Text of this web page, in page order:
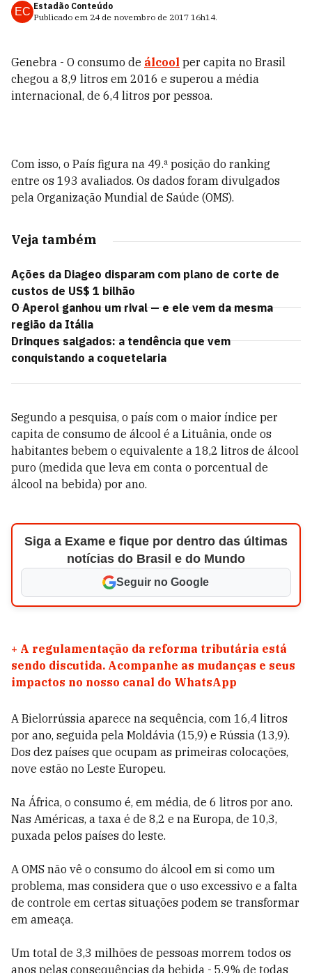
EC Estadão Conteúdo
Publicado em 24 de novembro de 2017 16h14.
Genebra - O consumo de álcool per capita no Brasil
chegou a 8,9 litros em 2016 e superou a média
internacional, de 6,4 litros por pessoa.
Com isso, o País figura na 49.ª posição do ranking
entre os 193 avaliados. Os dados foram divulgados
pela Organização Mundial de Saúde (OMS).
Veja também
Ações da Diageo disparam com plano de corte de
custos de US$ 1 bilhão
O Aperol ganhou um rival — e ele vem da mesma
região da Itália
Drinques salgados: a tendência que vem
conquistando a coquetelaria
Segundo a pesquisa, o país com o maior índice per
capita de consumo de álcool é a Lituânia, onde os
habitantes bebem o equivalente a 18,2 litros de álcool
puro (medida que leva em conta o porcentual de
álcool na bebida) por ano.
Siga a Exame e fique por dentro das últimas
notícias do Brasil e do Mundo
Seguir no Google
+ A regulamentação da reforma tributária está
sendo discutida. Acompanhe as mudanças e seus
impactos no nosso canal do WhatsApp
A Bielorrússia aparece na sequência, com 16,4 litros
por ano, seguida pela Moldávia (15,9) e Rússia (13,9).
Dos dez países que ocupam as primeiras colocações,
nove estão no Leste Europeu.
Na África, o consumo é, em média, de 6 litros por ano.
Nas Américas, a taxa é de 8,2 e na Europa, de 10,3,
puxada pelos países do leste.
A OMS não vê o consumo do álcool em si como um
problema, mas considera que o uso excessivo e a falta
de controle em certas situações podem se transformar
em ameaça.
Um total de 3,3 milhões de pessoas morrem todos os
anos pelas consequências da bebida - 5,9% de todas